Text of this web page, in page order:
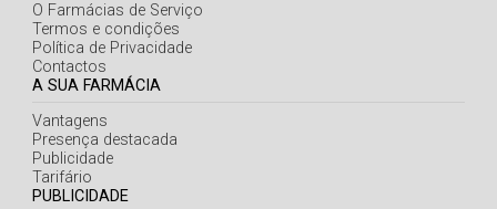
O Farmácias de Serviço
Termos e condições
Política de Privacidade
Contactos
A SUA FARMÁCIA
Vantagens
Presença destacada
Publicidade
Tarifário
PUBLICIDADE